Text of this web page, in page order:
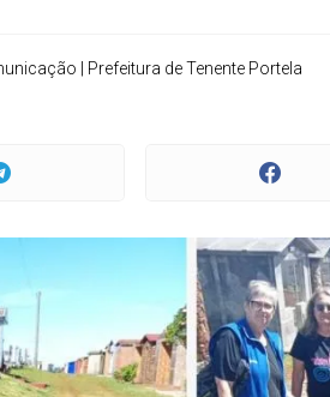
| Prefeitura de Tenente Portela